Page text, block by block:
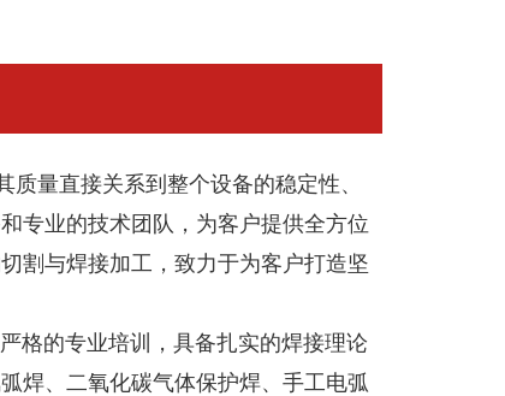
量直接关系到整个设备的稳定性、
专业的技术团队，为客户提供全方位
割与焊接加工，致力于为客户打造坚
的专业培训，具备扎实的焊接理论
焊、二氧化碳气体保护焊、手工电弧